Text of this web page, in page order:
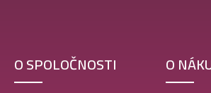
O SPOLOČNOSTI O